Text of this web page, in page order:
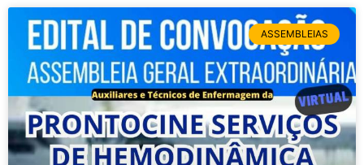
ASSEMBLEIAS